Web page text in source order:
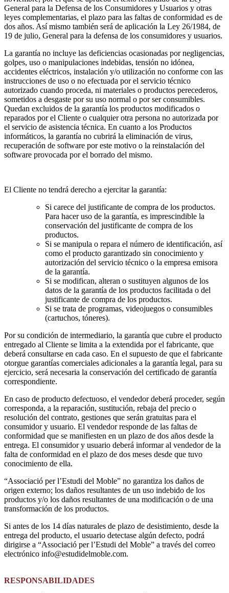
General para la Defensa de los Consumidores y Usuarios y otras
leyes complementarias, el plazo para las faltas de conformidad es de
dos años. Así mismo también será de aplicación la Ley 26/1984, de
19 de julio, General para la defensa de los consumidores y usuarios.
La garantía no incluye las deficiencias ocasionadas por negligencias,
golpes, uso o manipulaciones indebidas, tensión no idónea,
accidentes eléctricos, instalación y/o utilización no conforme con las
instrucciones de uso o no efectuada por el servicio técnico
autorizado cuando proceda, ni materiales o productos perecederos,
sometidos a desgaste por su uso normal o por ser consumibles.
Quedan excluidos de la garantía los productos modificados o
reparados por el Cliente o cualquier otra persona no autorizada por
el servicio de asistencia técnica. En cuanto a los Productos
informáticos, la garantía no cubrirá la eliminación de virus,
recuperación de software por este motivo o la reinstalación del
software provocada por el borrado del mismo.
El Cliente no tendrá derecho a ejercitar la garantía:
Si carece del justificante de compra de los productos.
Para hacer uso de la garantía, es imprescindible la
conservación del justificante de compra de los
productos.
Si se manipula o repara el número de identificación, así
como el producto garantizado sin conocimiento y
autorización del servicio técnico o la empresa emisora
de la garantía.
Si se modifican, alteran o sustituyen algunos de los
datos de la garantía de los productos facilitada o del
justificante de compra de los productos.
Si se trata de programas, videojuegos o consumibles
(cartuchos, tóneres).
Por su condición de intermediario, la garantía que cubre el producto
entregado al Cliente se limita a la extendida por el fabricante, que
deberá consultarse en cada caso. En el supuesto de que el fabricante
otorgue garantías comerciales adicionales a la garantía legal, para su
ejercicio, será necesaria la conservación del certificado de garantía
correspondiente.
En caso de producto defectuoso, el vendedor deberá proceder, según
corresponda, a la reparación, sustitución, rebaja del precio o
resolución del contrato, gestiones que serán gratuitas para el
consumidor y usuario. El vendedor responde de las faltas de
conformidad que se manifiesten en un plazo de dos años desde la
entrega. El consumidor y usuario deberá informar al vendedor de la
falta de conformidad en el plazo de dos meses desde que tuvo
conocimiento de ella.
“Associació per l’Estudi del Moble” no garantiza los daños de
origen externo; los daños resultantes de un uso indebido de los
productos y/o los daños resultantes de una modificación o de una
transformación de los productos.
Si antes de los 14 días naturales de plazo de desistimiento, desde la
entrega del producto, el usuario detectase algún defecto, podrá
dirigirse a “Associació per l’Estudi del Moble” a través del correo
electrónico info@estudidelmoble.com.
RESPONSABILIDADES